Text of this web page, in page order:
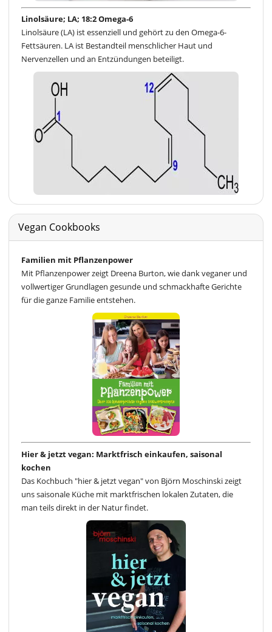
Linolsäure; LA; 18:2 Omega-6
Linolsäure (LA) ist essenziell und gehört zu den Omega-6-
Fettsäuren. LA ist Bestandteil menschlicher Haut und
Nervenzellen und an Entzündungen beteiligt.
Vegan Cookbooks
Familien mit Pflanzenpower
Mit Pflanzenpower zeigt Dreena Burton, wie dank veganer und
vollwertiger Grundlagen gesunde und schmackhafte Gerichte
für die ganze Familie entstehen.
Hier & jetzt vegan: Marktfrisch einkaufen, saisonal
kochen
Das Kochbuch "hier & jetzt vegan" von Björn Moschinski zeigt
uns saisonale Küche mit marktfrischen lokalen Zutaten, die
man teils direkt in der Natur findet.